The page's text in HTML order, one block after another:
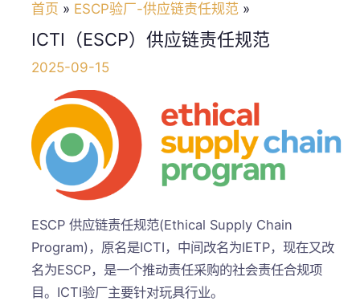
首页 ESCP验厂-供应链责任规范
ICTI（ESCP）供应链责任规范
2025-09-15
ESCP 供应链责任规范(Ethical Supply Chain
Program)，原名是ICTI，中间改名为IETP，现在又改
名为ESCP，是一个推动责任采购的社会责任合规项
目。ICTI验厂主要针对玩具行业。